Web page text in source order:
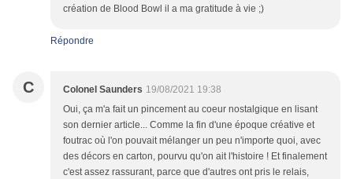
création de Blood Bowl il a ma gratitude à vie ;)
Répondre
C Colonel Saunders 19/08/2021 19:38
Oui, ça m'a fait un pincement au coeur nostalgique en lisant
son dernier article... Comme la fin d'une époque créative et
foutrac où l'on pouvait mélanger un peu n'importe quoi, avec
des décors en carton, pourvu qu'on ait l'histoire ! Et finalement
c'est assez rassurant, parce que d'autres ont pris le relais,